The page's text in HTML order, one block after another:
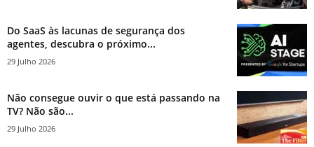
Do SaaS às lacunas de segurança dos
agentes, descubra o próximo...
29 Julho 2026
Não consegue ouvir o que está passando na
TV? Não são...
29 Julho 2026